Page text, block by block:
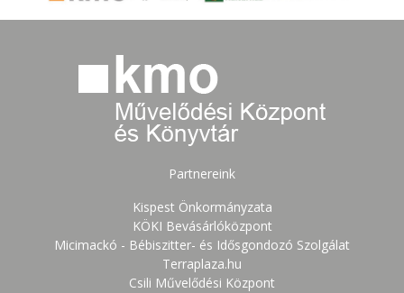
Partnereink
Kispest Önkormányzata
KÖKI Bevásárlóközpont
Micimackó - Bébiszitter- és Idősgondozó Szolgálat
Terraplaza.hu
Csili Művelődési Központ